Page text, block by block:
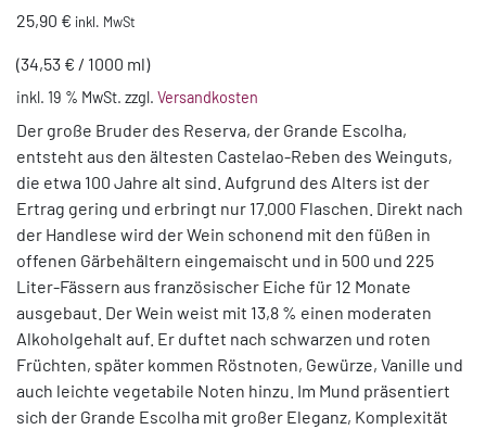
25,90 € inkl. MwSt
(34,53 € / 1000 ml)
inkl. 19 % MwSt. zzgl. Versandkosten
Der große Bruder des Reserva, der Grande Escolha,
entsteht aus den ältesten Castelao-Reben des Weinguts,
die etwa 100 Jahre alt sind. Aufgrund des Alters ist der
Ertrag gering und erbringt nur 17.000 Flaschen. Direkt nach
der Handlese wird der Wein schonend mit den füßen in
offenen Gärbehältern eingemaischt und in 500 und 225
Liter-Fässern aus französischer Eiche für 12 Monate
ausgebaut. Der Wein weist mit 13,8 % einen moderaten
Alkoholgehalt auf. Er duftet nach schwarzen und roten
Früchten, später kommen Röstnoten, Gewürze, Vanille und
auch leichte vegetabile Noten hinzu. Im Mund präsentiert
sich der Grande Escolha mit großer Eleganz, Komplexität